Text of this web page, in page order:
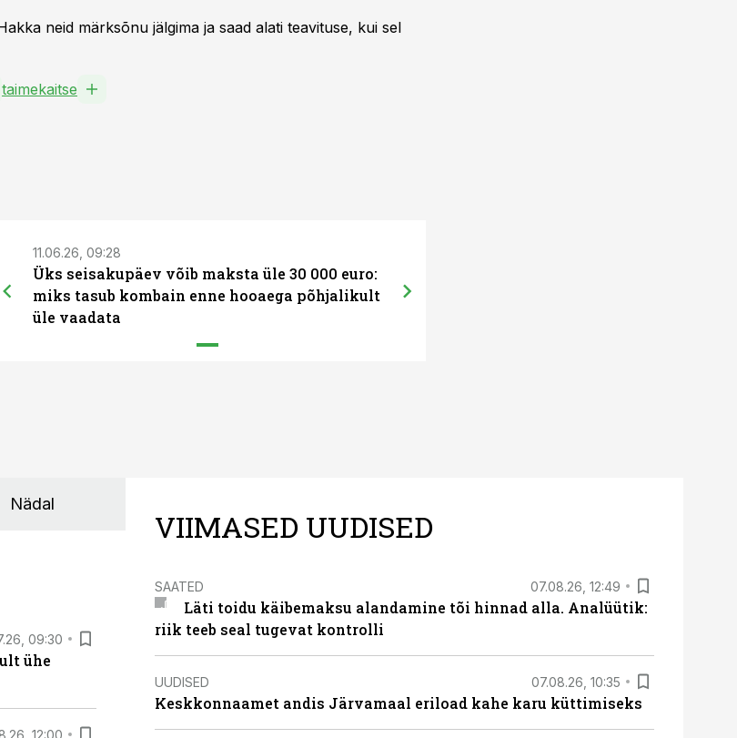
neid märksõnu jälgima ja saad alati teavituse, kui sel
taimekaitse
11.06.26, 09:28
Üks seisakupäev võib maksta üle 30 000 euro:
miks tasub kombain enne hooaega põhjalikult
üle vaadata
Nädal
09:30
ühe
12:00
VIIMASED UUDISED
SAATED 07.08.26, 12:49
Läti toidu käibemaksu alandamine tõi hinnad alla. Analüütik:
riik teeb seal tugevat kontrolli
UUDISED 07.08.26, 10:35
Keskkonnaamet andis Järvamaal eriload kahe karu küttimiseks